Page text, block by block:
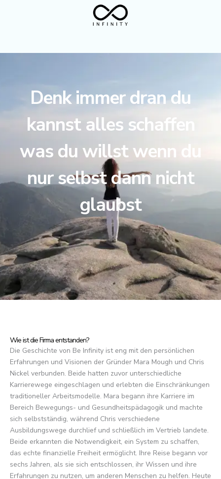
Denk immer dran du
kannst alles schaffen
was du willst wenn du
nur selbst dann nicht
glaubst
Wie ist die Firma entstanden?
Die Geschichte von Be Infinity ist eng mit den persönlichen
Erfahrungen und Visionen der Gründer Mara Mough und Chris
Nickel verbunden. Beide hatten zuvor unterschiedliche
Karrierewege eingeschlagen und erlebten die Einschränkungen
traditioneller Arbeitsmodelle. Mara begann ihre Karriere im
Bereich Bewegungs- und Gesundheitspädagogik und machte
sich selbstständig, während Chris verschiedene
Ausbildungswege durchlief und schließlich im Vertrieb landete.
Beide erkannten die Notwendigkeit, ein System zu schaffen,
das echte finanzielle Freiheit ermöglicht. Ihre Reise begann vor
sechs Jahren, als sie sich entschlossen, ihr Wissen und ihre
Erfahrungen zu nutzen, um anderen Menschen zu helfen. Heute